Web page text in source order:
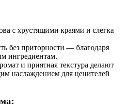
с хрустящими краями и слегка
без приторности — благодаря
ингредиентам.
и приятная текстура делают
наслаждением для ценителей